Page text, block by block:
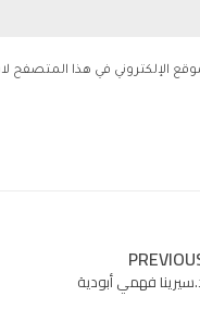
الإلكتروني في هذا المتصفح
فهمي أبودية